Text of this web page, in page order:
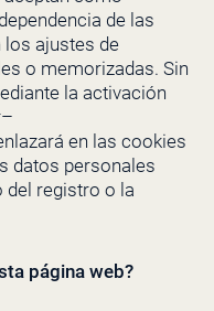
de las
los ajustes de
o memorizadas. Sin
la activación
en las cookies
datos personales
registro o la
página web?